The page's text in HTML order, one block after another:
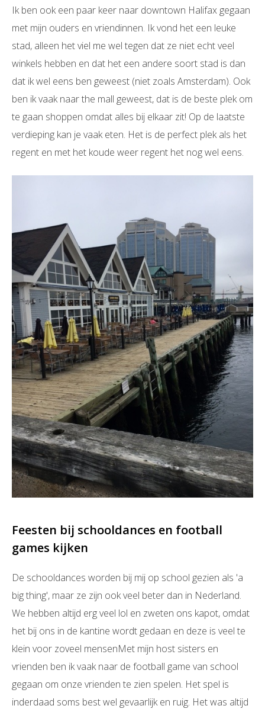
Ik ben ook een paar keer naar downtown Halifax gegaan
met mijn ouders en vriendinnen. Ik vond het een leuke
stad, alleen het viel me wel tegen dat ze niet echt veel
winkels hebben en dat het een andere soort stad is dan
dat ik wel eens ben geweest (niet zoals Amsterdam). Ook
ben ik vaak naar the mall geweest, dat is de beste plek om
te gaan shoppen omdat alles bij elkaar zit! Op de laatste
verdieping kan je vaak eten. Het is de perfect plek als het
regent en met het koude weer regent het nog wel eens.
Feesten bij schooldances en football
games kijken
De schooldances worden bij mij op school gezien als 'a
big thing', maar ze zijn ook veel beter dan in Nederland.
We hebben altijd erg veel lol en zweten ons kapot, omdat
het bij ons in de kantine wordt gedaan en deze is veel te
klein voor zoveel mensenMet mijn host sisters en
vrienden ben ik vaak naar de football game van school
gegaan om onze vrienden te zien spelen. Het spel is
inderdaad soms best wel gevaarlijk en ruig. Het was altijd